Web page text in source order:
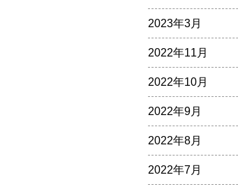
2023年3月
2022年11月
2022年10月
2022年9月
2022年8月
2022年7月